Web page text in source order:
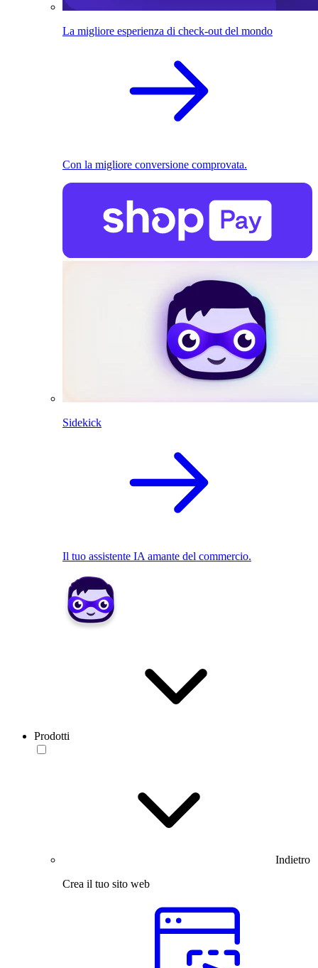
La migliore esperienza di check-out del mondo
Con la migliore conversione comprovata.
Sidekick
Il tuo assistente IA amante del commercio.
Prodotti
Indietro
Crea il tuo sito web